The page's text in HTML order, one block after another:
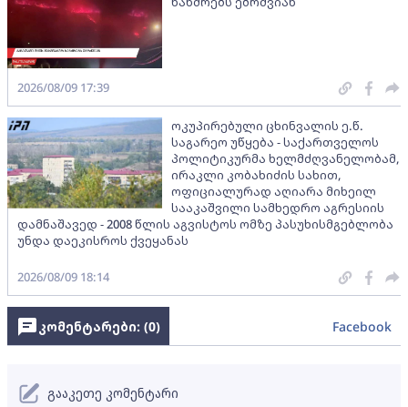
2026/08/09 17:39
ოკუპირებული ცხინვალის ე.წ.
საგარეო უწყება - საქართველოს
პოლიტიკურმა ხელმძღვანელობამ,
ირაკლი კობახიძის სახით,
ოფიციალურად აღიარა მიხეილ
სააკაშვილი სამხედრო აგრესიის
დამნაშავედ - 2008 წლის აგვისტოს ომზე პასუხისმგებლობა
უნდა დაეკისროს ქვეყანას
2026/08/09 18:14
კომენტარები: (0) Facebook
გააკეთე კომენტარი